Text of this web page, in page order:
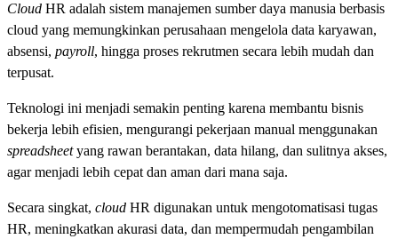
Cloud HR adalah sistem manajemen sumber daya manusia berbasis
cloud yang memungkinkan perusahaan mengelola data karyawan,
absensi, payroll, hingga proses rekrutmen secara lebih mudah dan
terpusat.
Teknologi ini menjadi semakin penting karena membantu bisnis
bekerja lebih efisien, mengurangi pekerjaan manual menggunakan
spreadsheetyang rawan berantakan, data hilang, dan sulitnya akses,
agar menjadi lebih cepat dan aman dari mana saja.
Secara singkat, cloud HR digunakan untuk mengotomatisasi tugas
HR, meningkatkan akurasi data, dan mempermudah pengambilan